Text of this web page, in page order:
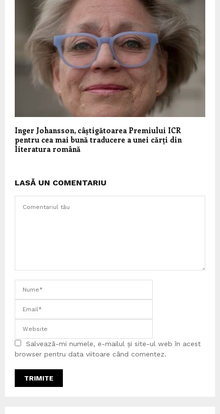
Inger Johansson, câștigătoarea Premiului ICR
pentru cea mai bună traducere a unei cărți din
literatura română
LASĂ UN COMENTARIU
Salvează-mi numele, e-mailul și site-ul web în acest
browser pentru data viitoare când comentez.